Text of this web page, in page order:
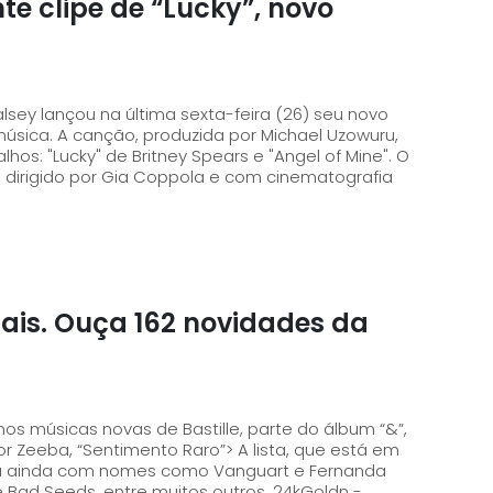
clipe de “Lucky”, novo
lançou na última sexta-feira (26) seu novo
Uzowuru,
"Lucky" de Britney Spears e "Angel of Mine". O
por Gia Coppola e com cinematografia
Ouça 162 novidades da
músicas novas de Bastille, parte do álbum “&”,
Raro”> A lista, que está em
com nomes como Vanguart e Fernanda